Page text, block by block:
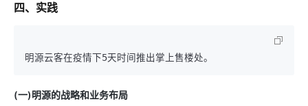
四、实践
(一)明源的战略和业务布局